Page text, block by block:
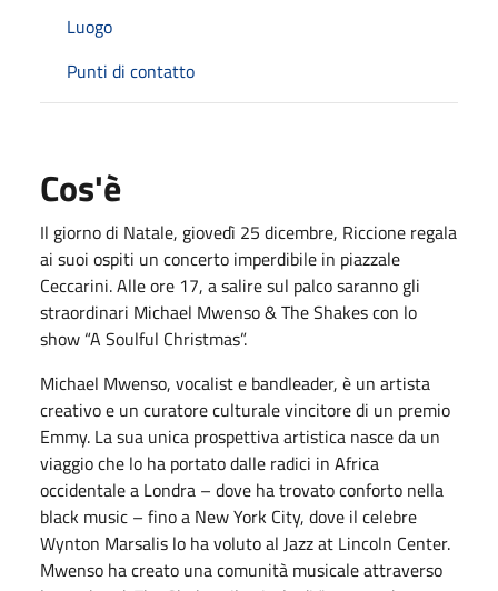
Luogo
Punti di contatto
Cos'è
Il giorno di Natale, giovedì 25 dicembre, Riccione regala
ai suoi ospiti un concerto imperdibile in piazzale
Ceccarini. Alle ore 17, a salire sul palco saranno gli
straordinari Michael Mwenso & The Shakes con lo
show “A Soulful Christmas”.
Michael Mwenso, vocalist e bandleader, è un artista
creativo e un curatore culturale vincitore di un premio
Emmy. La sua unica prospettiva artistica nasce da un
viaggio che lo ha portato dalle radici in Africa
occidentale a Londra – dove ha trovato conforto nella
black music – fino a New York City, dove il celebre
Wynton Marsalis lo ha voluto al Jazz at Lincoln Center.
Mwenso ha creato una comunità musicale attraverso